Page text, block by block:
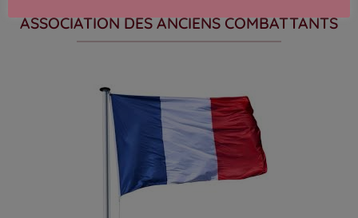
ASSOCIATION DES ANCIENS COMBATTANTS